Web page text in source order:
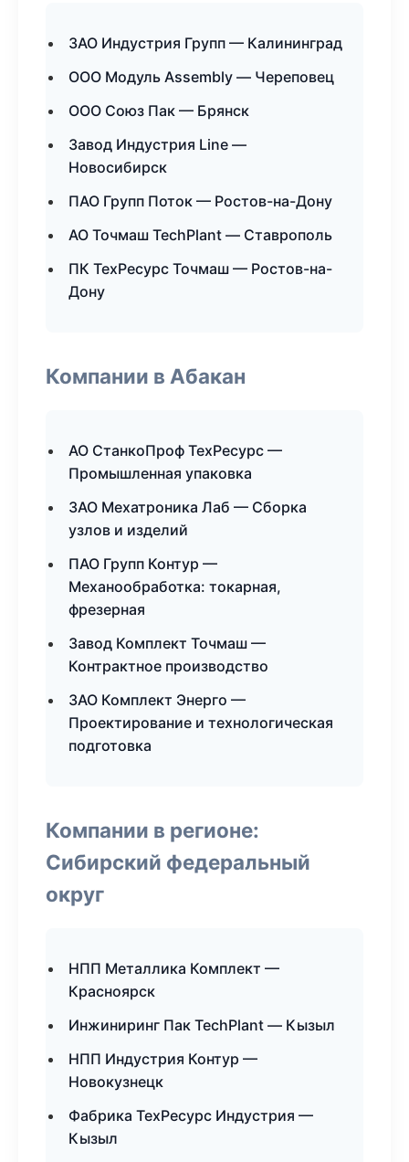
ЗАО Индустрия Групп — Калининград
ООО Модуль Assembly — Череповец
ООО Союз Пак — Брянск
Завод Индустрия Line —
Новосибирск
ПАО Групп Поток — Ростов-на-Дону
АО Точмаш TechPlant — Ставрополь
ПК ТехРесурс Точмаш — Ростов-на-
Дону
Компании в Абакан
АО СтанкоПроф ТехРесурс —
Промышленная упаковка
ЗАО Мехатроника Лаб — Сборка
узлов и изделий
ПАО Групп Контур —
Механообработка: токарная,
фрезерная
Завод Комплект Точмаш —
Контрактное производство
ЗАО Комплект Энерго —
Проектирование и технологическая
подготовка
Компании в регионе:
Сибирский федеральный
округ
НПП Металлика Комплект —
Красноярск
Инжиниринг Пак TechPlant — Кызыл
НПП Индустрия Контур —
Новокузнецк
Фабрика ТехРесурс Индустрия —
Кызыл